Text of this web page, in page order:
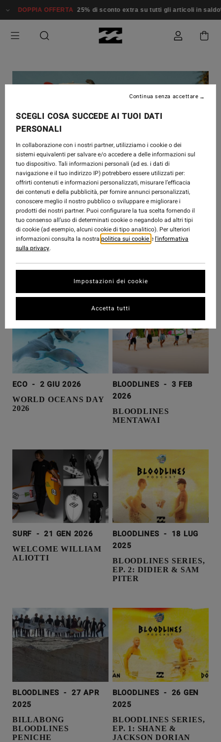
DOPPIA OFFERTA 25% di sconto extra su tutti gli articoli in saldo*
COLLABORATIONS- 9 LUG 2026
TY WILLIAMS BILLABONG
GALLERY COLLECTION
ECO - 2 GIU 2026
WORLD OCEANS DAY
2026
BLOODLINES - 3 FEB
2026
BLOODLINES
MENTAWAI
SURF - 21 GEN 2026
WELCOME WILLIAM
ALIOTTI
BLOODLINES - 18 LUG
2025
BLOODLINES SERIES,
EP. 2: DIDIER & SAM
PITER
BLOODLINES - 27 APR
2025
BILLABONG
BLOODLINES
PENICHE
BLOODLINES - 26 GEN
2025
BLOODLINES SERIES,
EP. 1: SHANE &
JACKSON DORIAN
SCEGLI COSA SUCCEDE AI TUOI DATI
PERSONALI
In collaborazione con i nostri partner, utilizziamo i cookie o dei
sistemi equivalenti per salvare e/o accedere a delle informazioni sul
tuo dispositivo. Tali informazioni personali (ad es. i dati di
navigazione e il tuo indirizzo IP) potrebbero essere utilizzati per:
offrirti contenuti e informazioni personalizzati, misurare l’efficacia
dei contenuti e della pubblicità, per fornire annunci personalizzati,
conoscere meglio il nostro pubblico o sviluppare e migliorare i
prodotti dei nostri partner. Puoi configurare la tua scelta fornendo il
tuo consenso all’uso di determinati cookie o negandolo ad altri tipi
di cookie (ad esempio, alcuni cookie di tipo analitico). Per ulteriori
informazioni consulta la nostra politica sui cookie e l'informativa
sulla privacy.
Impostazioni dei cookie
Continua senza accettare
Accetta tutti